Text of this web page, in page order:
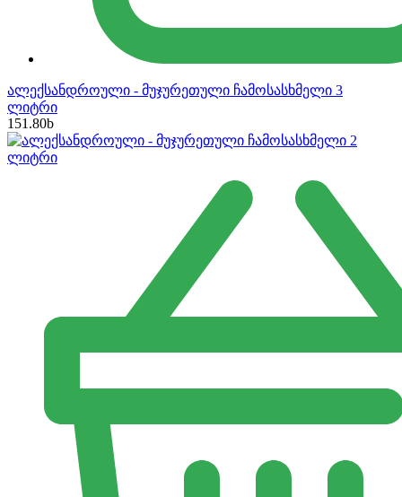
ალექსანდროული - მუჯურეთული ჩამოსასხმელი 3
ლიტრი
151.80b